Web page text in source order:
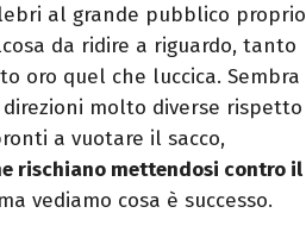
al grande pubblico proprio
da ridire a riguardo, tanto
oro quel che luccica. Sembra
molto diverse rispetto
a vuotare il sacco,
rischiano mettendosi contro il
vediamo cosa è successo.